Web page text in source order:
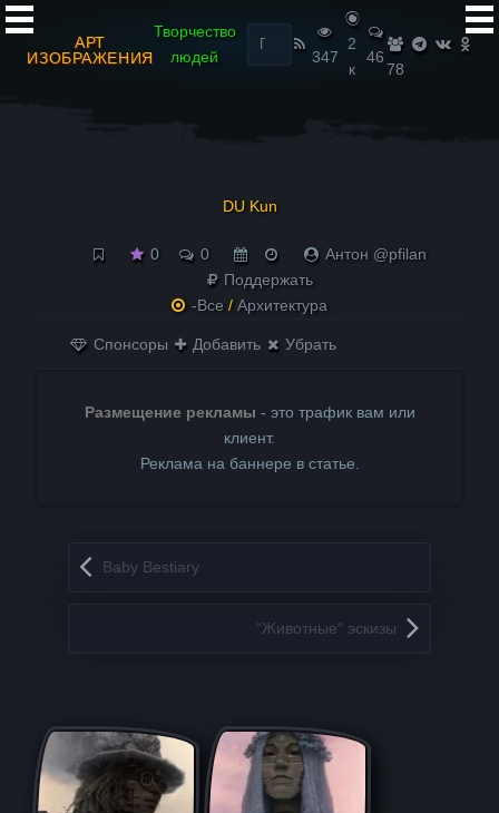
АРТ
ИЗОБРАЖЕНИЯ
Творчество
людей
Найти:
347
2
к
46
78
DU Kun
0 0
Антон @pfilan
Поддержать
-Все / Архитектура
Спонсоры Добавить Убрать
Размещение рекламы - это трафик вам или
клиент.
Реклама на баннере в статье.
Запись навигация
Baby Bestiary
“Животные“ эскизы